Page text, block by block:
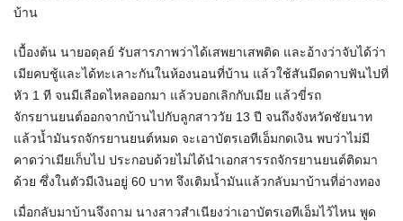
บ้าน
เบื้องต้น นายอดุลย์ รับสารภาพว่าได้เสพยาเสพติด และอ้างว่าจับได้ว่า
เมียคบชู้และได้ทะเลาะกันในห้องนอนที่บ้าน แล้วใช้สันมีดดาบฟันไปที่
หัว 1 ที จนมีเลือดไหลออกมา แล้วบอกเลิกกับเมีย แล้วขี่รถ
จักรยานยนต์ออกจากบ้านไปกับลูกสาววัย 13 ปี จนถึงจังหวัดชัยนาท
แล้วน้ำมันรถจักรยานยนต์หมด จะเอาบัตรเอทีเอ็มกดเงิน พบว่าไม่มี
คาดว่าเมียเก็บไป ประกอบด้วยไม่ได้นำเอกสารรถจักรยานยนต์ติดมา
ด้วย ซึ่งในตัวมีเงินอยู่ 60 บาท จึงเติมน้ำมันแล้วกลับมาบ้านที่อ่างทอง
เมื่อกลับมาบ้านจึงถาม นางสาวสำเนียงว่าเอาบัตรเอทีเอ็มไว้ไหน พูด